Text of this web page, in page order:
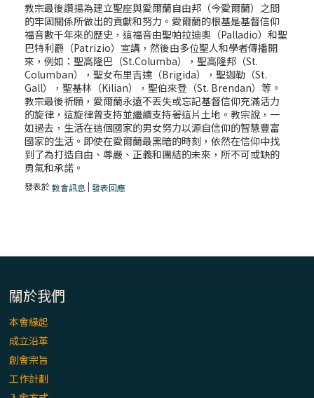
教宗最後讚揚為建立聖座與愛爾蘭自由邦（今愛爾蘭）之間
的牢固關係所做出的貢獻和努力。愛爾蘭的根基是基督信仰
福音數千年來的歷史，這福音由聖帕拉迪奧（Palladio）和聖
巴特利爵（Patrizio）宣講，然後由多位聖人和學者傳播開
來，例如：聖高隆巴（St.Columba），聖高隆邦（St.
Columban），聖女布里吉達（Brigida），聖迦勒（St.
Gall），聖基林（Kilian），聖伯來登（St. Brendan）等。
教宗最後祈願，愛爾蘭永遠不丟失或忘記基督信仰充滿活力
的旋律，這旋律曾支持並繼續支持著這片土地。教宗說，一
如過去，生活在這個國家的男女努力以源自信仰的智慧豐富
國家的生活。即使在愛爾蘭最黑暗的時刻，依然在信仰中找
到了為打造自由、尊嚴、正義和團結的未來，所不可或缺的
勇氣和承諾。
發表於教會訊息|發表回應
關於我們
本會緣起
成立沿革
創會宗旨
工作計劃